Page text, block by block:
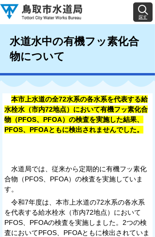
探す
水道水中の有機フッ素化合
物について
本市上水道の全72水系の各水系を代表する給
水栓水（市内72地点）において有機フッ素化合
物（PFOS、PFOA）の検査を実施した結果、
PFOS、PFOAともに検出されませんでした。
水道局では、従来から定期的に有機フッ素化
合物（PFOS、PFOA）の検査を実施していま
す。
令和7年度は、本市上水道の72水系の各水系
を代表する給水栓水（市内72地点）において
PFOS、PFOAの検査を実施しました。2つの検
査においてPFOS、PFOAともに検出されていま